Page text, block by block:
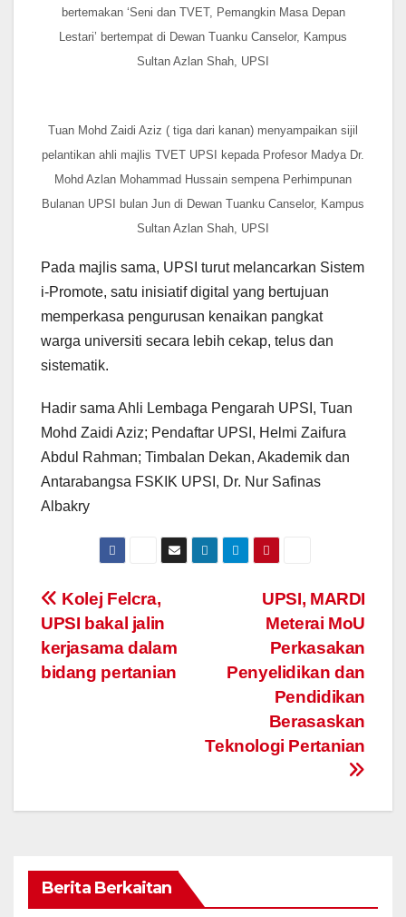
bertemakan ‘Seni dan TVET, Pemangkin Masa Depan
Lestari’ bertempat di Dewan Tuanku Canselor, Kampus
Sultan Azlan Shah, UPSI
Tuan Mohd Zaidi Aziz ( tiga dari kanan) menyampaikan sijil
pelantikan ahli majlis TVET UPSI kepada Profesor Madya Dr.
Mohd Azlan Mohammad Hussain sempena Perhimpunan
Bulanan UPSI bulan Jun di Dewan Tuanku Canselor, Kampus
Sultan Azlan Shah, UPSI
Pada majlis sama, UPSI turut melancarkan Sistem
i-Promote, satu inisiatif digital yang bertujuan
memperkasa pengurusan kenaikan pangkat
warga universiti secara lebih cekap, telus dan
sistematik.
Hadir sama Ahli Lembaga Pengarah UPSI, Tuan
Mohd Zaidi Aziz; Pendaftar UPSI, Helmi Zaifura
Abdul Rahman; Timbalan Dekan, Akademik dan
Antarabangsa FSKIK UPSI, Dr. Nur Safinas
Albakry
Navigasi
kiriman
UPSI, MARDI
Meterai MoU
Perkasakan
Penyelidikan dan
Pendidikan
Berasaskan
Teknologi Pertanian
Kolej Felcra,
UPSI bakal jalin
kerjasama dalam
bidang pertanian
Berita Berkaitan